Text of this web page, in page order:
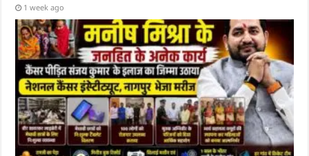
1 week ago